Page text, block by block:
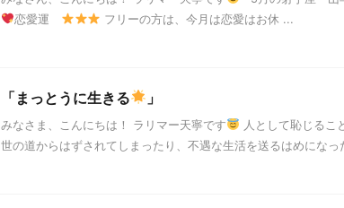
恋愛運
フリーの方は、今月は恋愛はお休 ...
「まっとうに生きる 」
みなさま、こんにちは！ ラリマー天寧です
人として恥じるこ
世の道からはずされてしまったり、不遇な生活を送るはめになっ